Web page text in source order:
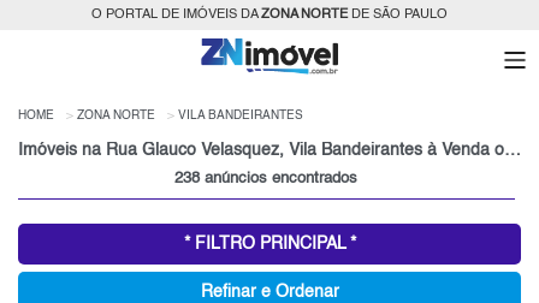
O PORTAL DE IMÓVEIS DAZONA NORTEDE SÃO PAULO
HOME ZONA NORTE VILA BANDEIRANTES
Imóveis na Rua Glauco Velasquez, Vila Bandeirantes à Venda ou para Alugar, Zona Norte, São Paulo, SP
238 anúncios encontrados
* FILTRO PRINCIPAL *
Refinar e Ordenar